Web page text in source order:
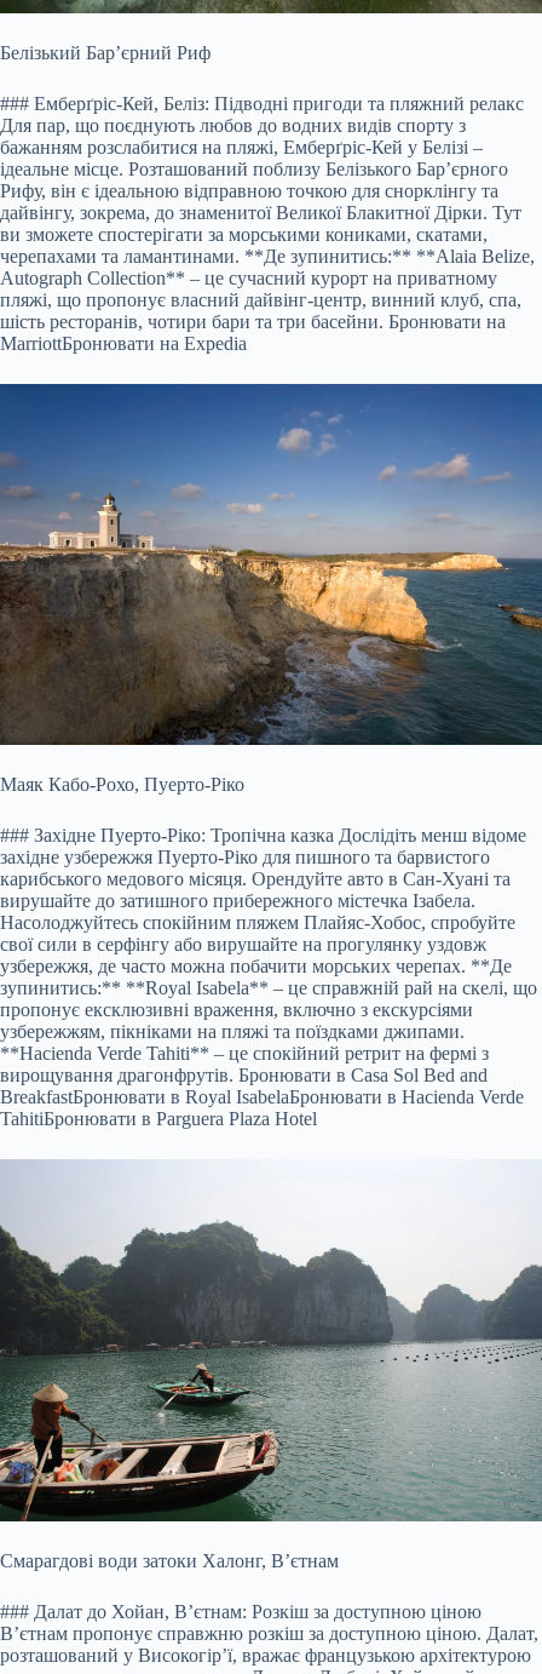
Белізький Бар’єрний Риф
### Емберґріс-Кей, Беліз: Підводні пригоди та пляжний релакс
Для пар, що поєднують любов до водних видів спорту з
бажанням розслабитися на пляжі, Емберґріс-Кей у Белізі –
ідеальне місце. Розташований поблизу Белізького Бар’єрного
Рифу, він є ідеальною відправною точкою для снорклінгу та
дайвінгу, зокрема, до знаменитої Великої Блакитної Дірки. Тут
ви зможете спостерігати за морськими кониками, скатами,
черепахами та ламантинами. **Де зупинитись:** **Alaia Belize,
Autograph Collection** – це сучасний курорт на приватному
пляжі, що пропонує власний дайвінг-центр, винний клуб, спа,
шість ресторанів, чотири бари та три басейни. Бронювати на
MarriottБронювати на Expedia
Маяк Кабо-Рохо, Пуерто-Ріко
### Західне Пуерто-Ріко: Тропічна казка Дослідіть менш відоме
західне узбережжя Пуерто-Ріко для пишного та барвистого
карибського медового місяця. Орендуйте авто в Сан-Хуані та
вирушайте до затишного прибережного містечка Ізабела.
Насолоджуйтесь спокійним пляжем Плайяс-Хобос, спробуйте
свої сили в серфінгу або вирушайте на прогулянку уздовж
узбережжя, де часто можна побачити морських черепах. **Де
зупинитись:** **Royal Isabela** – це справжній рай на скелі, що
пропонує ексклюзивні враження, включно з екскурсіями
узбережжям, пікніками на пляжі та поїздками джипами.
**Hacienda Verde Tahiti** – це спокійний ретрит на фермі з
вирощування драгонфрутів. Бронювати в Casa Sol Bed and
BreakfastБронювати в Royal IsabelaБронювати в Hacienda Verde
TahitiБронювати в Parguera Plaza Hotel
Смарагдові води затоки Халонг, В’єтнам
### Далат до Хойан, В’єтнам: Розкіш за доступною ціною
В’єтнам пропонує справжню розкіш за доступною ціною. Далат,
розташований у Високогір’ї, вражає французькою архітектурою